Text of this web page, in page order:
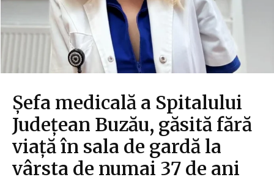
Șefa medicală a Spitalului
Județean Buzău, găsită fără
viață în sala de gardă la
vârsta de numai 37 de ani